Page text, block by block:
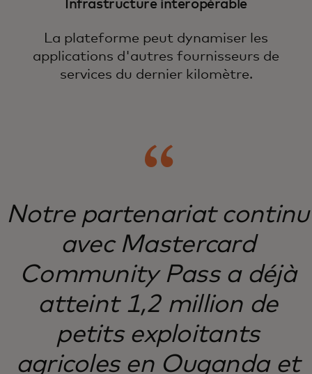
Infrastructure interopérable
La plateforme peut dynamiser les
applications d'autres fournisseurs de
services du dernier kilomètre.
Notre partenariat continu
avec Mastercard
Community Pass a déjà
atteint 1,2 million de
petits exploitants
agricoles en Ouganda et